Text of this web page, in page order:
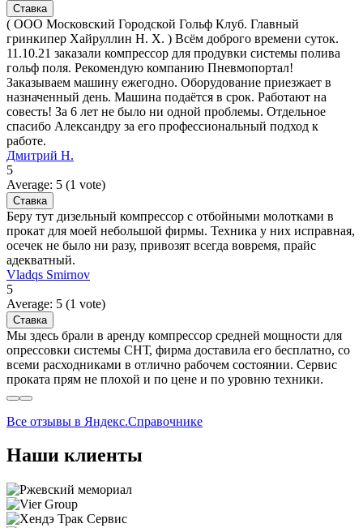
( ООО Московский Городской Гольф Клуб. Главный
гринкипер Хайруллин Н. Х. ) Всём доброго времени суток.
11.10.21 заказали компрессор для продувки системы полива
гольф поля. Рекомендую компанию Пневмопортал!
Заказываем машину ежегодно. Оборудование приезжает в
назначенный день. Машина подаётся в срок. Работают на
совесть! За 6 лет не было ни одной проблемы. Отдельное
спасибо Александру за его профессиональный подход к
работе.
Дмитрий Н.
5
Average: 5 (1 vote)
Беру тут дизельный компрессор с отбойными молотками в
прокат для моей небольшой фирмы. Техника у них исправная,
осечек не было ни разу, привозят всегда вовремя, прайс
адекватный.
Vladqs Smirnov
5
Average: 5 (1 vote)
Мы здесь брали в аренду компрессор средней мощности для
опрессовки системы СНТ, фирма доставила его бесплатно, со
всеми расходниками в отлично рабочем состоянии. Сервис
проката прям не плохой и по цене и по уровню техники.
Все отзывы в Яндекс.Справочнике
Наши клиенты